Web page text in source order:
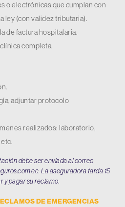
o electrónicas que cumplan con
ley (con validez tributaria).
de factura hospitalaria.
completa.
adjuntar protocolo
realizados: laboratorio,
debe ser enviada al correo
. La aseguradora tarda 15
y pagar su reclamo.
DE EMERGENCIAS